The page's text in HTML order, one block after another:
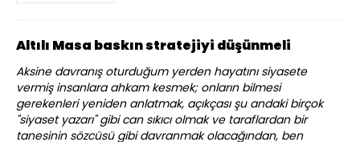
Altılı Masa baskın stratejiyi düşünmeli
Aksine davranış oturduğum yerden hayatını siyasete
vermiş insanlara ahkam kesmek; onların bilmesi
gerekenleri yeniden anlatmak, açıkçası şu andaki birçok
"siyaset yazarı" gibi can sıkıcı olmak ve taraflardan bir
tanesinin sözcüsü gibi davranmak olacağından, ben